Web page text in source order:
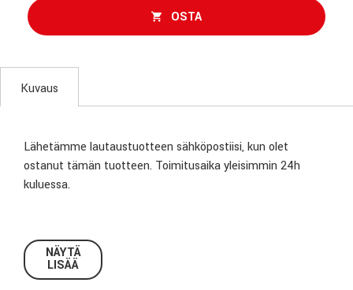
OSTA
Kuvaus
Lähetämme lautaustuotteen sähköpostiisi, kun olet
ostanut tämän tuotteen. Toimitusaika yleisimmin 24h
kuluessa.
NÄYTÄ
LISÄÄ